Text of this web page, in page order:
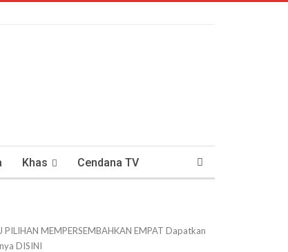
Khas Cendana TV
PILIHAN MEMPERSEMBAHKAN EMPAT Dapatkan
DISINI